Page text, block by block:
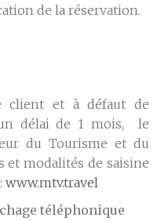
de la réservation.
client et à défaut de
délai de 1 mois, le
du Tourisme et du
et modalités de saisine
www.mtv.travel
téléphonique